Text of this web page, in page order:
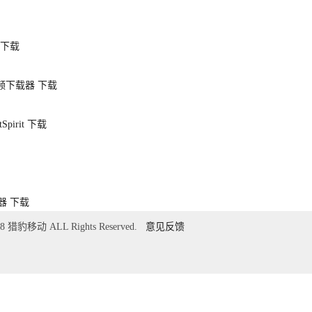
下载
下载器 下载
下载
下载
猎豹移动 ALL Rights Reserved. 意见反馈